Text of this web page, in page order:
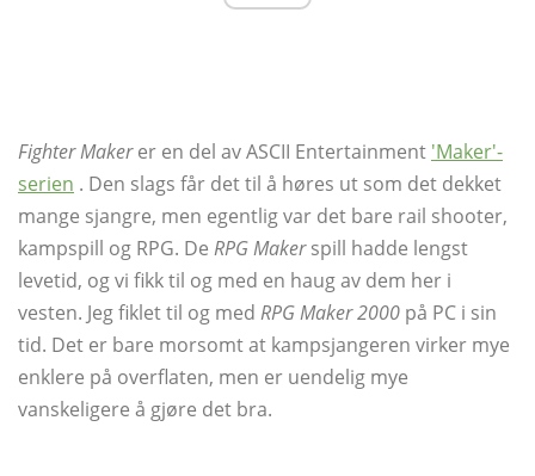
Fighter Makerer en del av ASCII Entertainment 'Maker'-
serien . Den slags får det til å høres ut som det dekket
mange sjangre, men egentlig var det bare rail shooter,
kampspill og RPG. De RPG Makerspill hadde lengst
levetid, og vi fikk til og med en haug av dem her i
vesten. Jeg fiklet til og med RPG Maker 2000 på PC i sin
tid. Det er bare morsomt at kampsjangeren virker mye
enklere på overflaten, men er uendelig mye
vanskeligere å gjøre det bra.